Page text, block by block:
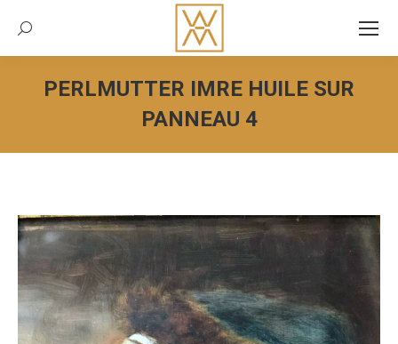
Recherche:
PERLMUTTER IMRE HUILE SUR
PANNEAU 4
Vous êtes ici :